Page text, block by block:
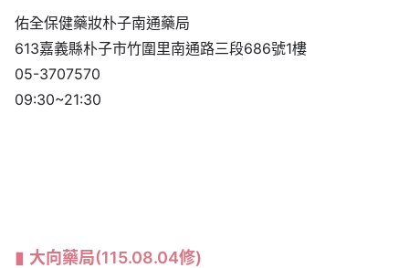
佑全保健藥妝朴子南通藥局
613嘉義縣朴子市竹圍里南通路三段686號1樓
05-3707570
09:30~21:30
大向藥局(115.08.04修)